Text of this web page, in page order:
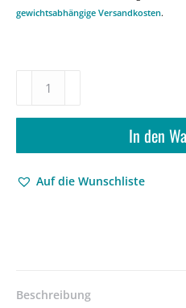
gewichtsabhängige Versandkosten.
Literaturkritik
Historiographie
Garloff
In den
Auf die Wunschliste
Beschreibung